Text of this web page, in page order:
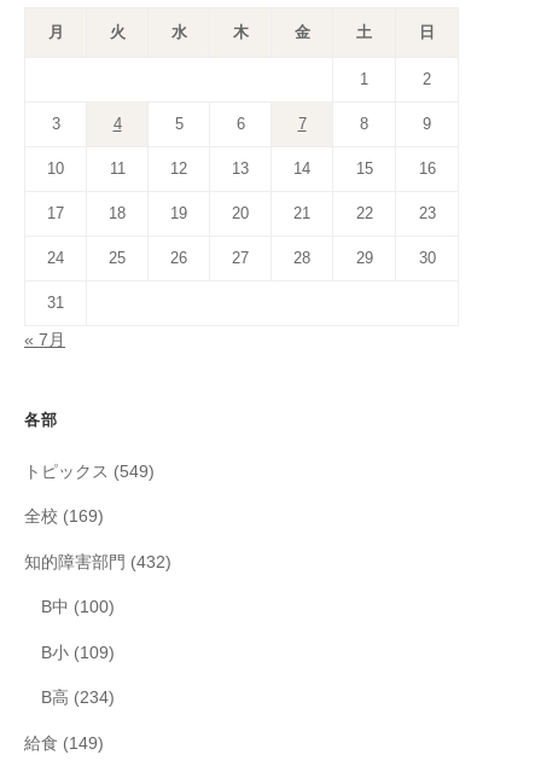
月 火 水 木 金 土 日
1 2
3 4 5 6 7 8 9
10 11 12 13 14 15 16
17 18 19 20 21 22 23
24 25 26 27 28 29 30
31
« 7月
各部
トピックス (549)
全校 (169)
知的障害部門 (432)
B中 (100)
B小(109)
B高 (234)
給食 (149)